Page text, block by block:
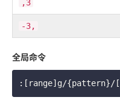
,3
-3,
全局命令
:[range]g/{pattern}/[